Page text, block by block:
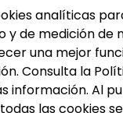
|
digital con
dar el salto
a nuevas
analíticas
y de medición de
una mejor
Consulta la
información. Al
las cookies